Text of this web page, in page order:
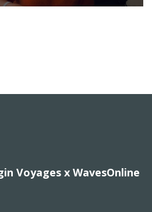
Voyages x WavesOnline